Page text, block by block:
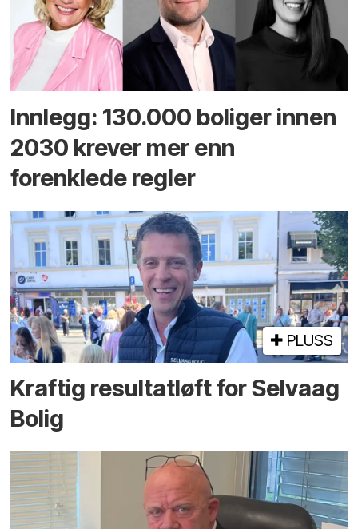
Innlegg: 130.000 boliger innen
2030 krever mer enn
forenklede regler
PLUSS
Kraftig resultatløft for Selvaag
Bolig